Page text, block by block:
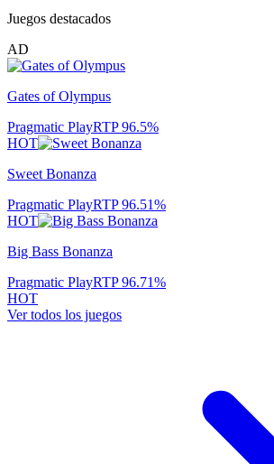
Juegos destacados
AD
Gates of Olympus
Pragmatic PlayRTP96.5%
HOT
Sweet Bonanza
Pragmatic PlayRTP96.51%
HOT
Big Bass Bonanza
Pragmatic PlayRTP96.71%
HOT
Ver todos los juegos